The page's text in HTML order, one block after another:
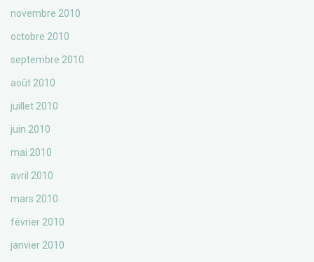
novembre 2010
octobre 2010
septembre 2010
août 2010
juillet 2010
juin 2010
mai 2010
avril 2010
mars 2010
février 2010
janvier 2010